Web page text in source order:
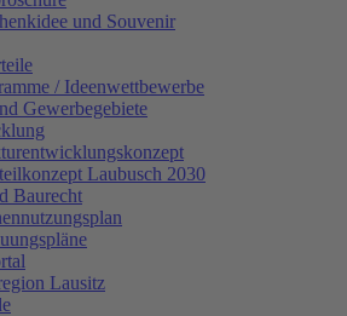
und Souvenir
/ Ideenwettbewerbe
Gewerbegebiete
Laubusch 2030
Baurecht
Lausitz